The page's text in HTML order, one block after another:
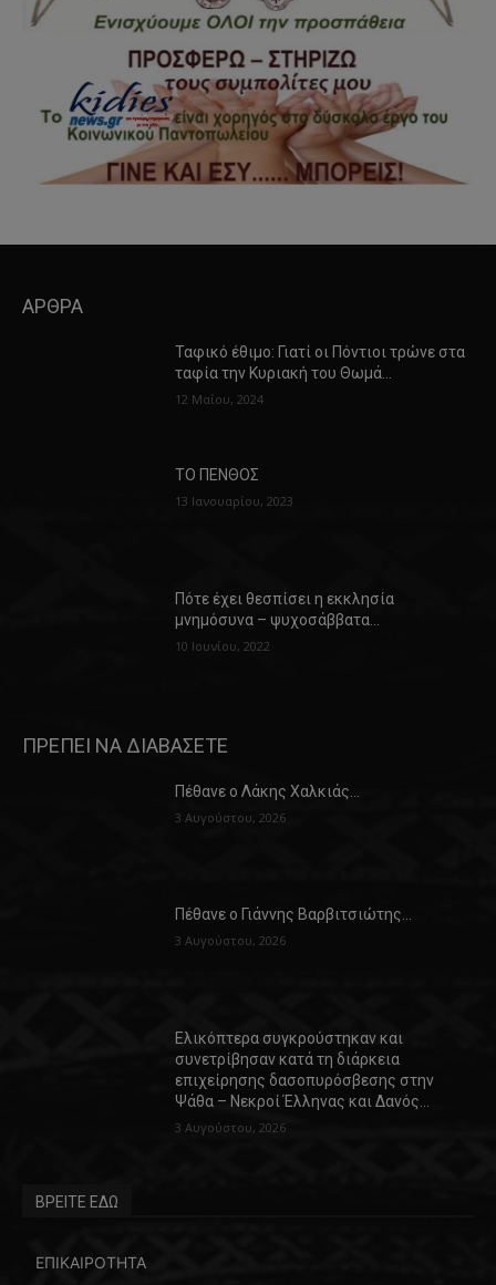
ΑΡΘΡΑ
Ταφικό έθιμο: Γιατί οι Πόντιοι τρώνε στα
ταφία την Κυριακή του Θωμά…
12 Μαΐου, 2024
ΤΟ ΠΕΝΘΟΣ
13 Ιανουαρίου, 2023
Πότε έχει θεσπίσει η εκκλησία
μνημόσυνα – ψυχοσάββατα…
10 Ιουνίου, 2022
ΠΡΕΠΕΙ ΝΑ ΔΙΑΒΑΣΕΤΕ
Πέθανε ο Λάκης Χαλκιάς…
3 Αυγούστου, 2026
Πέθανε ο Γιάννης Βαρβιτσιώτης…
3 Αυγούστου, 2026
Ελικόπτερα συγκρούστηκαν και
συνετρίβησαν κατά τη διάρκεια
επιχείρησης δασοπυρόσβεσης στην
Ψάθα – Νεκροί Έλληνας και Δανός…
3 Αυγούστου, 2026
ΒΡΕΙΤΕ ΕΔΩ
ΕΠΙΚΑΙΡΟΤΗΤΑ